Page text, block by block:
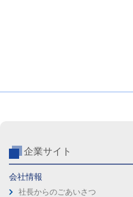
企業サイト
会社情報
社長からのごあいさつ